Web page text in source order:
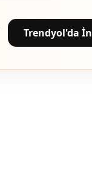
Trendyol'da